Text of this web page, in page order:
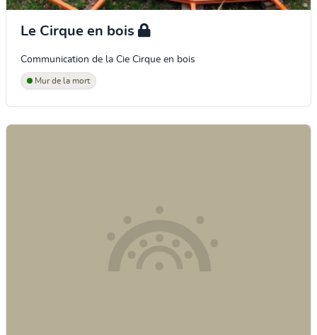
Le Cirque en bois
Communication de la Cie Cirque en bois
Mur de la mort